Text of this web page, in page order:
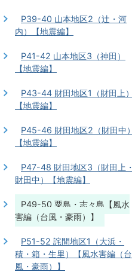
P39-40 山本地区2（辻・河
内）【地震編】
P41-42 山本地区3（神田）
【地震編】
P43-44 財田地区1（財田上）
【地震編】
P45-46 財田地区2（財田中）
【地震編】
P47-48 財田地区3（財田上・
財田中）【地震編】
P49-50 粟島・志々島【風水
害編（台風・豪雨）】
P51-52 詫間地区1（大浜・
積・箱・生里）【風水害編（台
風・豪雨）】